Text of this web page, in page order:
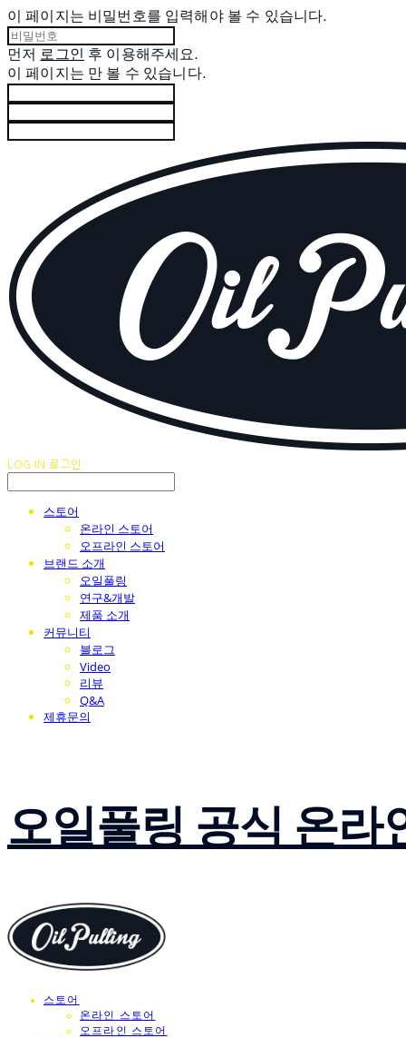
이 페이지는 비밀번호를 입력해야 볼 수 있습니다.
먼저 로그인 후 이용해주세요.
이 페이지는 만 볼 수 있습니다.
LOG IN 로그인
스토어
온라인 스토어
오프라인 스토어
브랜드 소개
오일풀링
연구&개발
제품 소개
커뮤니티
블로그
Video
리뷰
Q&A
제휴문의
오일풀링 공식 온라
스토어
온라인 스토어
오프라인 스토어